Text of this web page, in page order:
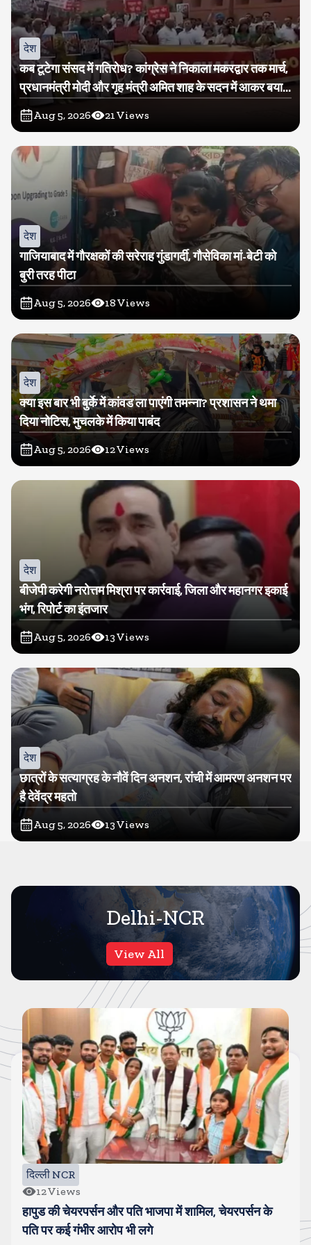
देश
कब टूटेगा संसद में गतिरोध? कांग्रेस ने निकाला मकरद्वार तक मार्च,
प्रधानमंत्री मोदी और गृह मंत्री अमित शाह के सदन में आकर बयान
देने की मांग
Aug 5, 2026 21Views
देश
गाजियाबाद में गौरक्षकों की सरेराह गुंडागर्दी, गौसेविका मां-बेटी को
बुरी तरह पीटा
Aug 5, 2026 18Views
देश
क्या इस बार भी बुर्के में कांवड ला पाएंगी तमन्ना? प्रशासन ने थमा
दिया नोटिस, मुचलके में किया पाबंद
Aug 5, 2026 12Views
देश
बीजेपी करेगी नरोत्तम मिश्रा पर कार्रवाई, जिला और महानगर इकाई
भंग, रिपोर्ट का इंतजार
Aug 5, 2026 13Views
देश
छात्रों के सत्याग्रह के नौवें दिन अनशन, रांची में आमरण अनशन पर
है देवेंद्र महतो
Aug 5, 2026 13Views
Delhi-NCR
View All
गाजियाबाद
11Views
गाजियाबाद के मॉल में मुस्लिम युवक ने की हिन्दू युवती से मारपीट